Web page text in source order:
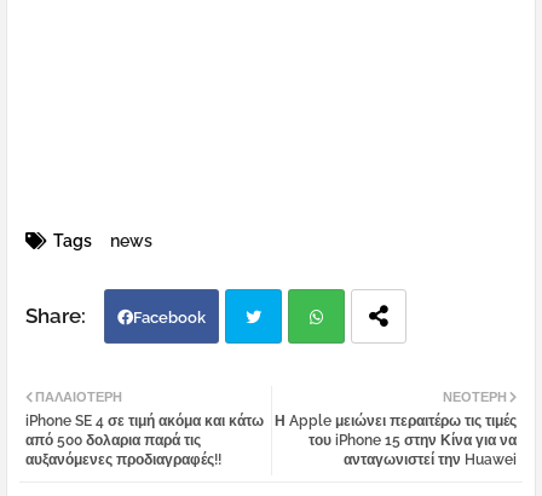
Tags news
Facebook
tter atsa
ΝΕΌΤΕΡΗ
Η Apple μειώνει περαιτέρω τις τιμές
του iPhone 15 στην Κίνα για να
ανταγωνιστεί την Huawei
ΠΑΛΑΙΌΤΕΡΗ
iPhone SE 4 σε τιμή ακόμα και κάτω
από 500 δολαρια παρά τις
αυξανόμενες προδιαγραφές!!